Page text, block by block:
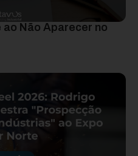
ao Não Aparecer no